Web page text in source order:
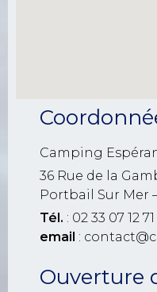
Camping
36 Rue de la
Portbail Sur Mer
Tél. : 02 33 07 12 71
email :
Ouverture